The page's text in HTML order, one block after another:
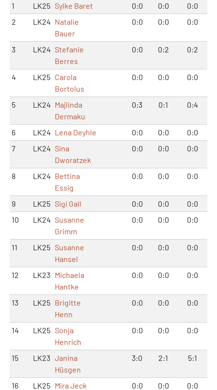
1
LK25 Sylke Baret 0:0 0:0
0:0
2
LK24 Natalie
Bauer
0:0 0:0 0:0
3 LK24 Stefanie
Berres
0:0 0:2 0:2
4 LK25 Carola
Bortolus
0:0 0:0 0:0
5 LK24 Majlinda
Dermaku
0:3 0:1 0:4
6 LK24 Lena Deyhle 0:0 0:0
0:0
7
LK24 Sina
Dworatzek
0:0 0:0 0:0
8 LK24 Bettina
Essig
0:0 0:0 0:0
9 LK25 Sigi Gall 0:0 0:0
0:0
10
LK24 Susanne
Grimm
0:0 0:0 0:0
11 LK25 Susanne
Hansel
0:0 0:0 0:0
12 LK23 Michaela
Hantke
0:0 0:0 0:0
13 LK25 Brigitte
Henn
0:0 0:0 0:0
14 LK25 Sonja
Henrich
0:0 0:0 0:0
15 LK23 Janina
Hüsgen
3:0 2:1 5:1
16 LK25 Mira Jeck 0:0 0:0
0:0